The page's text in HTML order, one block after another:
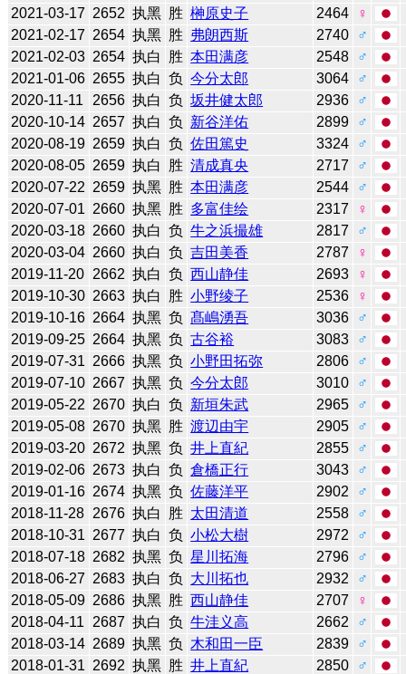
2021-03-17 2652 执黑 胜 榊原史子 2464
♀
2021-02-17 2654 执黑 胜 弗朗西斯 2740
♂
2021-02-03 2654 执白 胜 本田满彦 2548
♂
2021-01-06 2655 执白 负 今分太郎 3064
♂
2020-11-11
2656 执白 负 坂井健太郎 2936
♂
2020-10-14 2657 执白 负 新谷洋佑 2899
♂
2020-08-19 2659 执白 负 佐田篤史 3324
♂
2020-08-05 2659 执白 胜 清成真央 2717
♂
2020-07-22 2659 执黑 胜 本田满彦 2544
♂
2020-07-01 2660 执黑 胜 多富佳绘 2317
♀
2020-03-18 2660 执白 负 牛之浜撮雄 2817
♂
2020-03-04 2660 执白 负 吉田美香 2787
♀
2019-11-20 2662 执白 负 西山静佳 2693
♀
2019-10-30 2663 执白 胜 小野绫子 2536
♀
2019-10-16 2664 执黑 负 髙嶋湧吾 3036
♂
2019-09-25 2664 执黑 负 古谷裕 3083
♂
2019-07-31 2666 执黑 负 小野田拓弥 2806
♂
2019-07-10 2667 执黑 负 今分太郎 3010
♂
2019-05-22 2670 执白 负 新垣朱武 2965
♂
2019-05-08 2670 执黑 胜 渡辺由宇 2905
♂
2019-03-20 2672 执黑 负 井上直紀 2855
♂
2019-02-06 2673 执白 负 倉橋正行 3043
♂
2019-01-16 2674 执黑 负 佐藤洋平 2902
♂
2018-11-28 2676 执白 胜 太田清道 2558
♂
2018-10-31 2677 执白 负 小松大樹 2972
♂
2018-07-18 2682 执黑 负 星川拓海 2796
♂
2018-06-27 2683 执白 负 大川拓也 2932
♂
2018-05-09 2686 执黑 胜 西山静佳 2707
♀
2018-04-11
2687 执白 负 牛洼义高 2662
♂
2018-03-14 2689 执黑 负 木和田一臣 2839
♂
2018-01-31 2692 执黑 胜 井上直紀 2850
♂